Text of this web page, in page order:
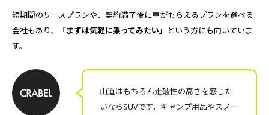
短期間のリースプランや、契約満了後に車がもらえるプランを選べる
会社もあり、
「まずは気軽に乗ってみたい」 という方にも向いていま
す。
山道はもちろん走破性の高さを感じた
いならSUVです。キャンプ用品やスノー